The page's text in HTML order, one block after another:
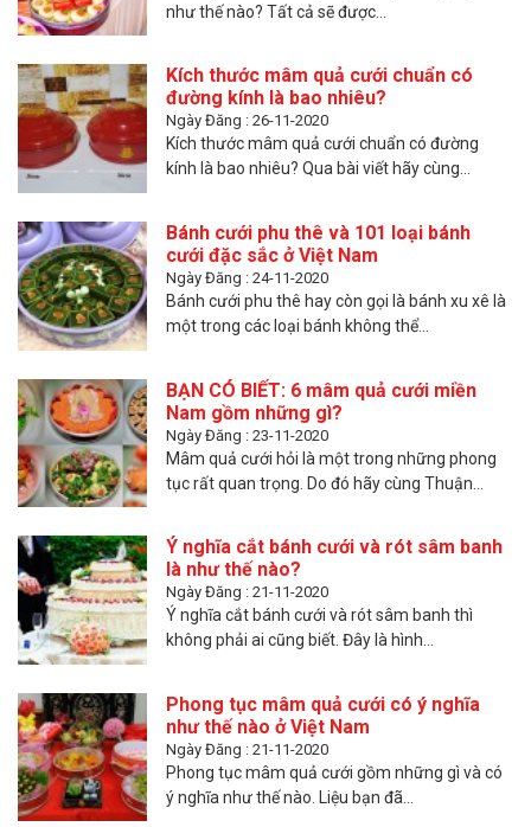
như thế nào? Tất cả sẽ được...
Kích thước mâm quả cưới chuẩn có
đường kính là bao nhiêu?
Ngày Đăng : 26-11-2020
Kích thước mâm quả cưới chuẩn có đường
kính là bao nhiêu? Qua bài viết hãy cùng...
Bánh cưới phu thê và 101 loại bánh
cưới đặc sắc ở Việt Nam
Ngày Đăng : 24-11-2020
Bánh cưới phu thê hay còn gọi là bánh xu xê là
một trong các loại bánh không thể...
BẠN CÓ BIẾT: 6 mâm quả cưới miền
Nam gồm những gì?
Ngày Đăng : 23-11-2020
Mâm quả cưới hỏi là một trong những phong
tục rất quan trọng. Do đó hãy cùng Thuận...
Ý nghĩa cắt bánh cưới và rót sâm banh
là như thế nào?
Ngày Đăng : 21-11-2020
Ý nghĩa cắt bánh cưới và rót sâm banh thì
không phải ai cũng biết. Đây là hình...
Phong tục mâm quả cưới có ý nghĩa
như thế nào ở Việt Nam
Ngày Đăng : 21-11-2020
Phong tục mâm quả cưới gồm những gì và có
ý nghĩa như thế nào. Liệu bạn đã...